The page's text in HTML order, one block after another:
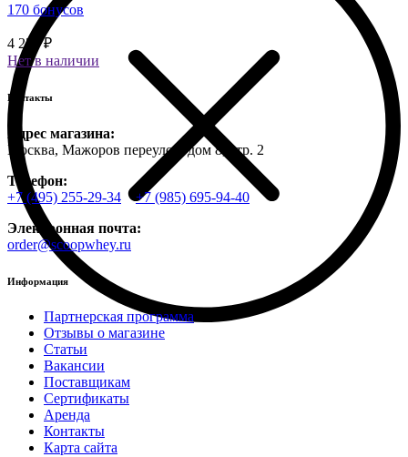
170 бонусов
4 250 ₽
Нет в наличии
Контакты
Адрес магазина:
Москва, Мажоров переулок, дом 8, стр. 2
Телефон:
+7 (495) 255-29-34
+7 (985) 695-94-40
Электронная почта:
order@scoopwhey.ru
Информация
Партнерская программа
Отзывы о магазине
Статьи
Вакансии
Поставщикам
Сертификаты
Аренда
Контакты
Карта сайта